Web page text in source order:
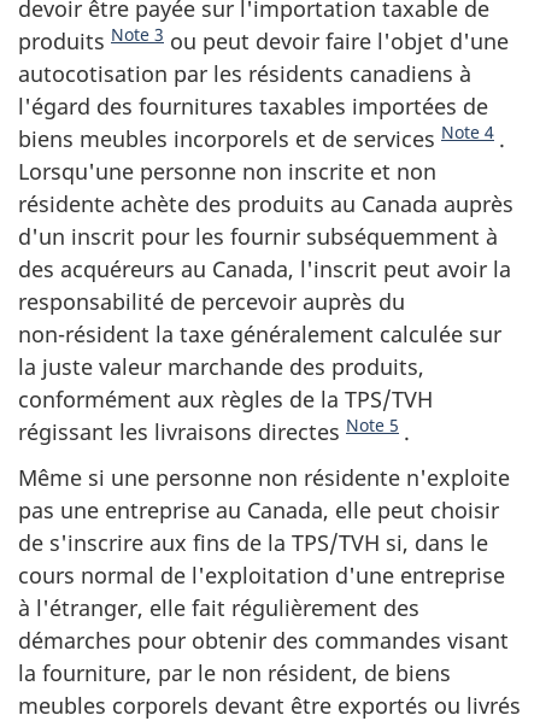
devoir être payée sur l'importation taxable de
produits Note 3 ou peut devoir faire l'objet d'une
autocotisation par les résidents canadiens à
l'égard des fournitures taxables importées de
biens meubles incorporels et de services Note 4 .
Lorsqu'une personne non inscrite et non
résidente achète des produits au Canada auprès
d'un inscrit pour les fournir subséquemment à
des acquéreurs au Canada, l'inscrit peut avoir la
responsabilité de percevoir auprès du
non-résident la taxe généralement calculée sur
la juste valeur marchande des produits,
conformément aux règles de la TPS/TVH
régissant les livraisons directes Note 5 .
Même si une personne non résidente n'exploite
pas une entreprise au Canada, elle peut choisir
de s'inscrire aux fins de la TPS/TVH si, dans le
cours normal de l'exploitation d'une entreprise
à l'étranger, elle fait régulièrement des
démarches pour obtenir des commandes visant
la fourniture, par le non résident, de biens
meubles corporels devant être exportés ou livrés